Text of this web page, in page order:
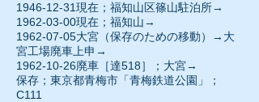
1946-12-31現在；福知山区篠山駐泊所→
1962-03-00現在；福知山→
1962-07-05大宮（保存のための移動）→大
宮工場廃車上申→
1962-10-26廃車［達518］；大宮→
保存；東京都青梅市「青梅鉄道公園」；
C111